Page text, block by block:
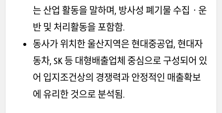
는 산업 활동을 말하며, 방사성 폐기물 수집ㆍ운
반 및 처리활동을 포함함.
동사가 위치한 울산지역은 현대중공업, 현대자
동차, SK 등 대형배출업체 중심으로 구성되어 있
어 입지조건상의 경쟁력과 안정적인 매출확보
에 유리한 것으로 분석됨.